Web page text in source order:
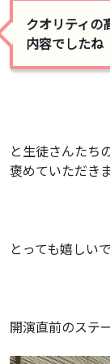
クオリティの
内容でしたね
と生徒さんたち
褒めていただき
とっても嬉しい
開演直前のステ